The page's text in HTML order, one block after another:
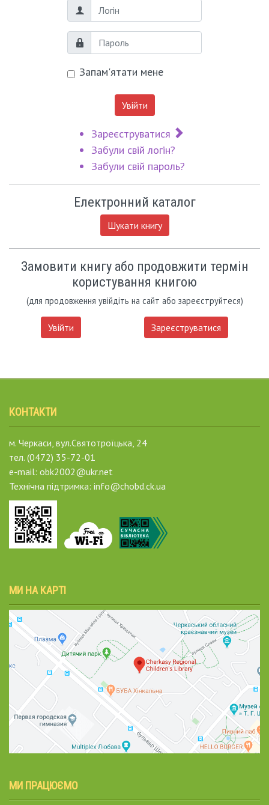
Логін
Пароль
Запам'ятати мене
Увійти
Зареєструватися
Забули свій логін?
Забули свій пароль?
Електронний каталог
Шукати книгу
Замовити книгу або продовжити термін
користування книгою
(для продовження увійдіть на сайт або зареєструйтеся)
Увійти Зареєструватися
КОНТАКТИ
м. Черкаси, вул.Святотроїцька, 24
тел. (0472) 35-72-01
e-mail: obk2002@ukr.net
Технічна підтримка: info@chobd.ck.ua
МИ НА КАРТІ
МИ ПРАЦЮЄМО